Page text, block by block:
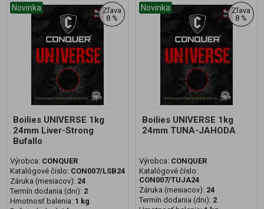
Novinka
Zľava
8 %
Boilies UNIVERSE 1kg
24mm Liver-Strong
Bufallo
Výrobca: CONQUER
Katalógové číslo: CON007/LSB24
Záruka (mesiacov): 24
Termín dodania (dni): 2
Hmotnosť balenia: 1 kg
Novinka
Zľava
8 %
Boilies UNIVERSE 1kg
24mm TUNA-JAHODA
Výrobca: CONQUER
Katalógové číslo:
CON007/TUJA24
Záruka (mesiacov): 24
Termín dodania (dni): 2